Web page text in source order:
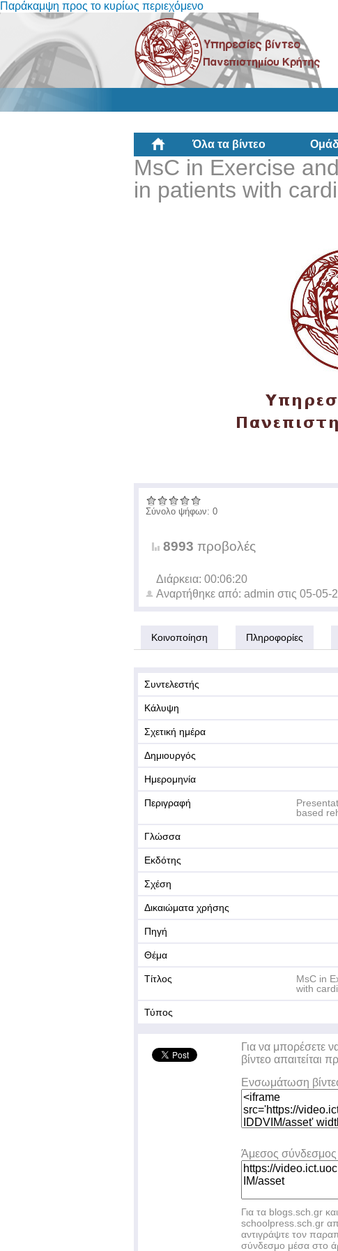
Παράκαμψη προς το κυρίως περιεχόμενο
Όλα τα βίντεο
MsC in Exercise
in patients with
Σύνολο ψήφων: 0
8993 προβολές
Διάρκεια: 00:06:20
Αναρτήθηκε από: admin στις 05-05-
Κοινοποίηση Πληροφορίες
Συντελεστής
Κάλυψη
Σχετική ημέρα
Δημιουργός
Ημερομηνία
Περιγραφή
based
Γλώσσα
Εκδότης
Σχέση
Δικαιώματα χρήσης
Πηγή
Θέμα
Τίτλος
MsC in
with
Τύπος
Για να μπορέσετε
βίντεο απαιτείται
Ενσωμάτωση
Άμεσος σύνδεσμος
Για τα blogs.sch.gr και
schoolpress.sch.gr
αντιγράψτε τον
σύνδεσμο μέσα στο